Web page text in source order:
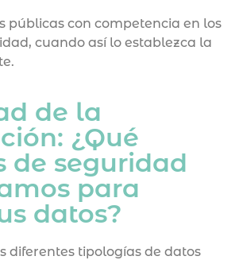
públicas con competencia en los
cuando así lo establezca la
de la
¿Qué
de seguridad
para
datos?
diferentes tipologías de datos